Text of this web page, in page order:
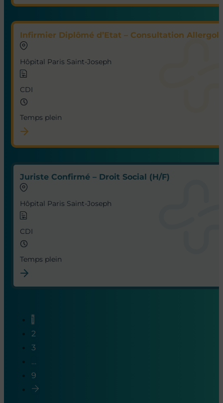
Infirmier Diplômé d’Etat – Consultation
Hôpital Paris Saint-Joseph
CDI
Temps plein
Juriste Confirmé – Droit Social (H/F)
Hôpital Paris Saint-Joseph
CDI
Temps plein
1
2
3
…
9